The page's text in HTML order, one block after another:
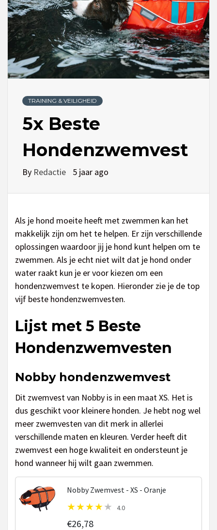
TRAINING & VEILIGHEID
5x Beste
Hondenzwemvest
By Redactie 5 jaar ago
Als je hond moeite heeft met zwemmen kan het
makkelijk zijn om het te helpen. Er zijn verschillende
oplossingen waardoor jij je hond kunt helpen om te
zwemmen. Als je echt niet wilt dat je hond onder
water raakt kun je er voor kiezen om een
hondenzwemvest te kopen. Hieronder zie je de top
vijf beste hondenzwemvesten.
Lijst met 5 Beste
Hondenzwemvesten
Nobby hondenzwemvest
Dit zwemvest van Nobby is in een maat XS. Het is
dus geschikt voor kleinere honden. Je hebt nog wel
meer zwemvesten van dit merk in allerlei
verschillende maten en kleuren. Verder heeft dit
zwemvest een hoge kwaliteit en ondersteunt je
hond wanneer hij wilt gaan zwemmen.
Nobby Zwemvest - XS - Oranje
4.0
€26,78